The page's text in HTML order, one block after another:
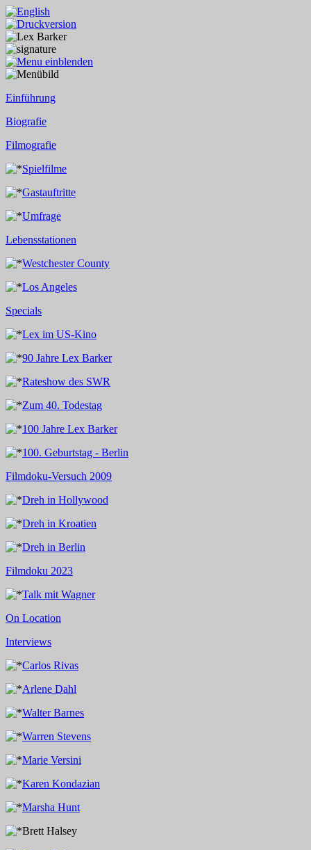
Einführung
Biografie
Filmografie
Spielfilme
Gastauftritte
Umfrage
Lebensstationen
Westchester County
Los Angeles
Specials
Lex im US-Kino
90 Jahre Lex Barker
Rateshow des SWR
Zum 40. Todestag
100 Jahre Lex Barker
100. Geburtstag - Berlin
Filmdoku-Versuch 2009
Dreh in Hollywood
Dreh in Kroatien
Dreh in Berlin
Filmdoku 2023
Talk mit Wagner
On Location
Interviews
Carlos Rivas
Arlene Dahl
Walter Barnes
Warren Stevens
Marie Versini
Karen Kondazian
Marsha Hunt
Brett Halsey